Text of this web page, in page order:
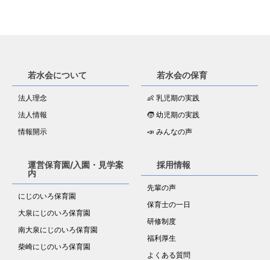
若水会について
法人理念
法人情報
情報開示
若水会の保育
👶 乳児期の実践
🧒 幼児期の実践
📣 みんなの声
運営保育園/入園・見学案
内
にじのいろ保育園
大泉にじのいろ保育園
南大泉にじのいろ保育園
柴崎にじのいろ保育園
採用情報
先輩の声
保育士の一日
研修制度
福利厚生
よくある質問